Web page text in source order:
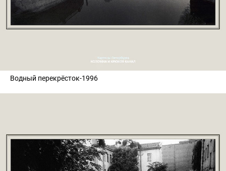
Водный перекрёсток-1996